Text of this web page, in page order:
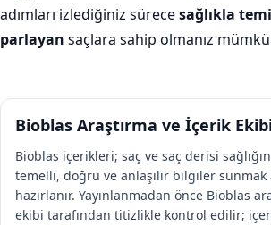
adımları izlediğiniz sürecesağlıkla
parlayan saçlara sahip olmanız
Bioblas Araştırma ve İçerik
Bioblas içerikleri; saç ve saç derisi
temelli, doğru ve anlaşılır bilgiler sunmak
hazırlanır. Yayınlanmadan önce Bioblas
ekibi tarafından titizlikle kontrol edilir;